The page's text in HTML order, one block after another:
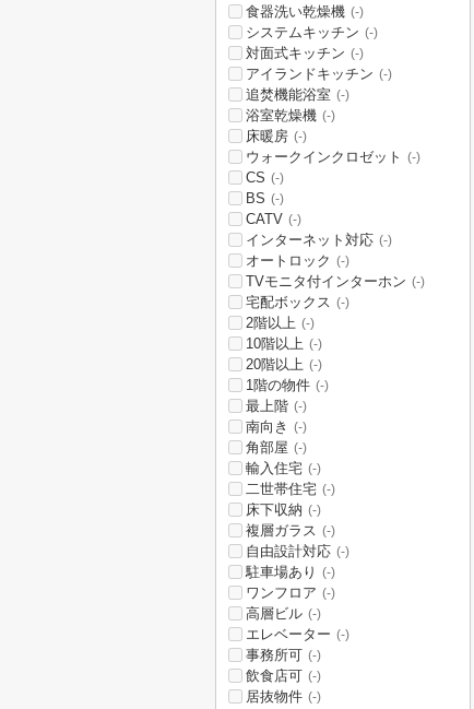
食器洗い乾燥機 (-)
システムキッチン (-)
対面式キッチン (-)
アイランドキッチン (-)
追焚機能浴室 (-)
浴室乾燥機 (-)
床暖房 (-)
ウォークインクロゼット (-)
CS (-)
BS (-)
CATV (-)
インターネット対応 (-)
オートロック (-)
TVモニタ付インターホン (-)
宅配ボックス (-)
2階以上 (-)
10階以上 (-)
20階以上 (-)
1階の物件 (-)
最上階 (-)
南向き (-)
角部屋 (-)
輸入住宅 (-)
二世帯住宅 (-)
床下収納 (-)
複層ガラス (-)
自由設計対応 (-)
駐車場あり (-)
ワンフロア (-)
高層ビル (-)
エレベーター (-)
事務所可 (-)
飲食店可 (-)
居抜物件 (-)